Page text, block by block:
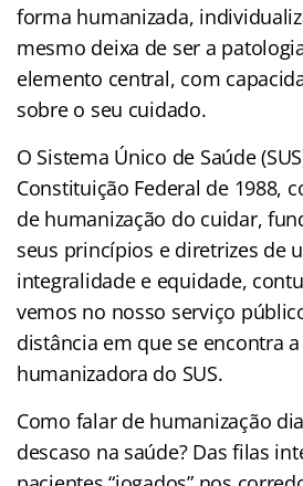
forma humanizada,
mesmo deixa de ser a
elemento central, com
sobre o seu cuidado.
O Sistema Único de Saúde
Constituição Federal de 1988,
de humanização do cuidar,
seus princípios e diretrizes de
integralidade e equidade,
vemos no nosso serviço
distância em que se encontra
humanizadora do SUS.
Como falar de humanização
descaso na saúde? Das filas